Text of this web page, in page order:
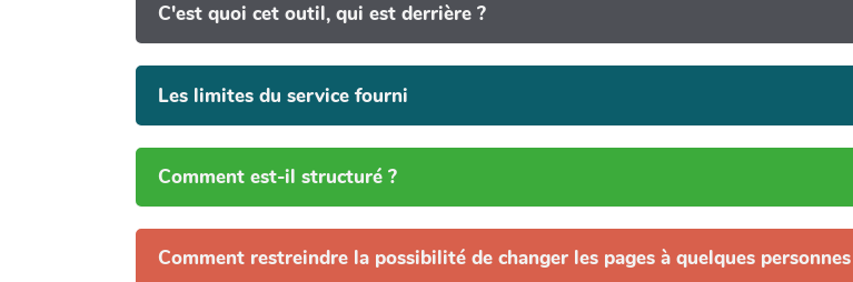
C'est quoi cet outil, qui est derrière ?
Les limites du service fourni
Comment est-il structuré ?
Comment restreindre la possibilité de changer les pages à quelques